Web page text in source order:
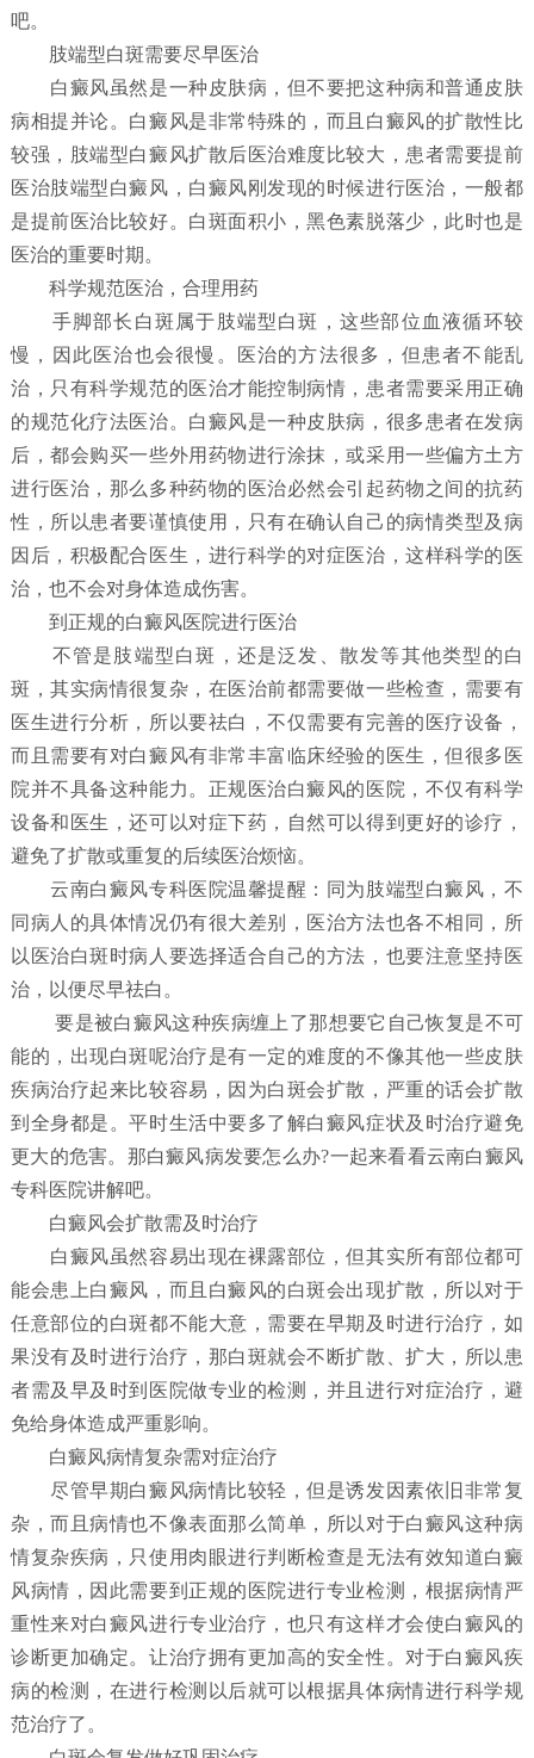
吧。
肢端型白斑需要尽早医治
白癜风虽然是一种皮肤病，但不要把这种病和普通皮肤
病相提并论。白癜风是非常特殊的，而且白癜风的扩散性比
较强，肢端型白癜风扩散后医治难度比较大，患者需要提前
医治肢端型白癜风，白癜风刚发现的时候进行医治，一般都
是提前医治比较好。白斑面积小，黑色素脱落少，此时也是
医治的重要时期。
科学规范医治，合理用药
手脚部长白斑属于肢端型白斑，这些部位血液循环较
慢，因此医治也会很慢。医治的方法很多，但患者不能乱
治，只有科学规范的医治才能控制病情，患者需要采用正确
的规范化疗法医治。白癜风是一种皮肤病，很多患者在发病
后，都会购买一些外用药物进行涂抹，或采用一些偏方土方
进行医治，那么多种药物的医治必然会引起药物之间的抗药
性，所以患者要谨慎使用，只有在确认自己的病情类型及病
因后，积极配合医生，进行科学的对症医治，这样科学的医
治，也不会对身体造成伤害。
到正规的白癜风医院进行医治
不管是肢端型白斑，还是泛发、散发等其他类型的白
斑，其实病情很复杂，在医治前都需要做一些检查，需要有
医生进行分析，所以要祛白，不仅需要有完善的医疗设备，
而且需要有对白癜风有非常丰富临床经验的医生，但很多医
院并不具备这种能力。正规医治白癜风的医院，不仅有科学
设备和医生，还可以对症下药，自然可以得到更好的诊疗，
避免了扩散或重复的后续医治烦恼。
云南白癜风专科医院温馨提醒：同为肢端型白癜风，不
同病人的具体情况仍有很大差别，医治方法也各不相同，所
以医治白斑时病人要选择适合自己的方法，也要注意坚持医
治，以便尽早祛白。
要是被白癜风这种疾病缠上了那想要它自己恢复是不可
能的，出现白斑呢治疗是有一定的难度的不像其他一些皮肤
疾病治疗起来比较容易，因为白斑会扩散，严重的话会扩散
到全身都是。平时生活中要多了解白癜风症状及时治疗避免
更大的危害。那白癜风病发要怎么办?一起来看看云南白癜风
专科医院讲解吧。
白癜风会扩散需及时治疗
白癜风虽然容易出现在裸露部位，但其实所有部位都可
能会患上白癜风，而且白癜风的白斑会出现扩散，所以对于
任意部位的白斑都不能大意，需要在早期及时进行治疗，如
果没有及时进行治疗，那白斑就会不断扩散、扩大，所以患
者需及早及时到医院做专业的检测，并且进行对症治疗，避
免给身体造成严重影响。
白癜风病情复杂需对症治疗
尽管早期白癜风病情比较轻，但是诱发因素依旧非常复
杂，而且病情也不像表面那么简单，所以对于白癜风这种病
情复杂疾病，只使用肉眼进行判断检查是无法有效知道白癜
风病情，因此需要到正规的医院进行专业检测，根据病情严
重性来对白癜风进行专业治疗，也只有这样才会使白癜风的
诊断更加确定。让治疗拥有更加高的安全性。对于白癜风疾
病的检测，在进行检测以后就可以根据具体病情进行科学规
范治疗了。